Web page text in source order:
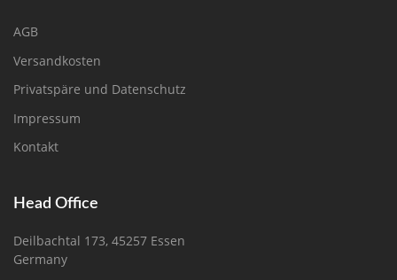
AGB
Versandkosten
Privatspäre und Datenschutz
Impressum
Kontakt
Head Office
Deilbachtal 173, 45257 Essen
Germany